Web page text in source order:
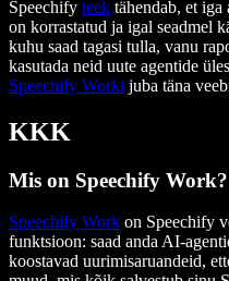
Speechify teek tähendab, et iga
on korrastatud ja igal seadmel
kuhu saad tagasi tulla, vanu
kasutada neid uute agentide
Speechify Worki juba täna
KKK
Mis on Speechify Work?
Speechify Work on Speechify
funktsioon: saad anda AI-
koostavad uurimisaruandeid,